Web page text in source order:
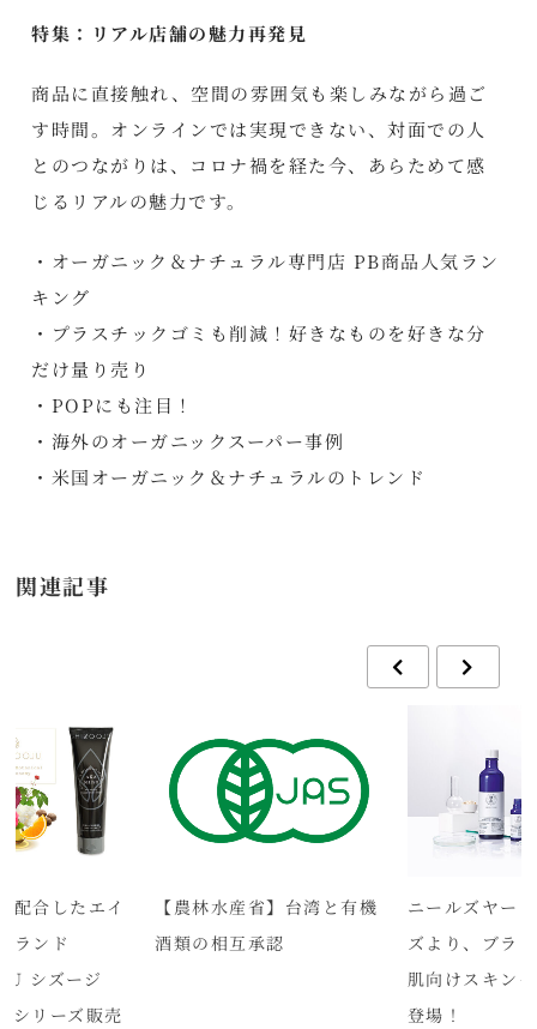
特集：リアル店舗の魅力再発見
商品に直接触れ、空間の雰囲気も楽しみながら過ご
す時間。オンラインでは実現できない、対面での人
とのつながりは、コロナ禍を経た今、あらためて感
じるリアルの魅力です。
・オーガニック＆ナチュラル専門店 PB商品人気ラン
キング
・プラスチックゴミも削減！好きなものを好きな分
だけ量り売り
・POPにも注目！
・海外のオーガニックスーパー事例
・米国オーガニック＆ナチュラルのトレンド
関連記事
配合したエイ
ランド
シズージ
シリーズ販売
【農林水産省】台湾と有機
酒類の相互承認
ニールズヤー
ズより、ブラ
肌向けスキン
登場！